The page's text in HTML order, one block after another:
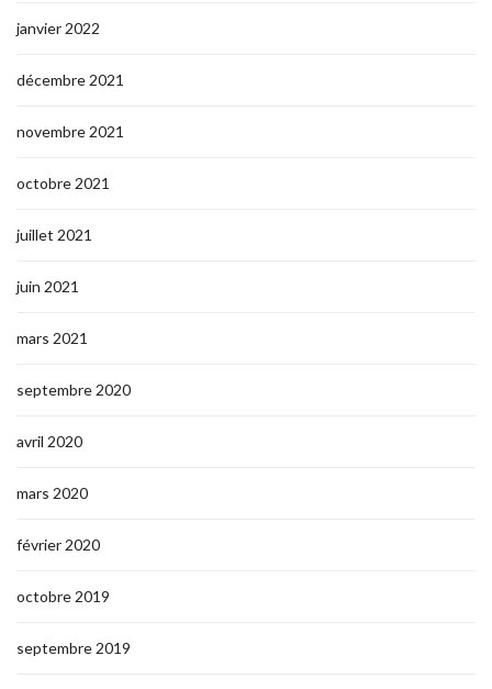
janvier 2022
décembre 2021
novembre 2021
octobre 2021
juillet 2021
juin 2021
mars 2021
septembre 2020
avril 2020
mars 2020
février 2020
octobre 2019
septembre 2019